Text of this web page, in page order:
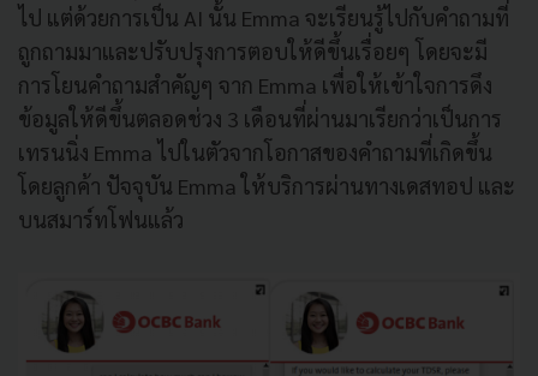
ไป แต่ด้วยการเป็น AI นั้น Emma จะเรียนรู้ไปกับคำถามที่
ถูกถามมาและปรับปรุงการตอบให้ดีขึ้นเรื่อยๆ โดยจะมี
การโยนคำถามสำคัญๆ จาก Emma เพื่อให้เข้าใจการดึง
ข้อมูลให้ดีขึ้นตลอดช่วง 3 เดือนที่ผ่านมาเรียกว่าเป็นการ
เทรนนิ่ง Emma ไปในตัวจากโอกาสของคำถามที่เกิดขึ้น
โดยลูกค้า ปัจจุบัน Emma ให้บริการผ่านทางเดสทอป และ
บนสมาร์ทโฟนแล้ว